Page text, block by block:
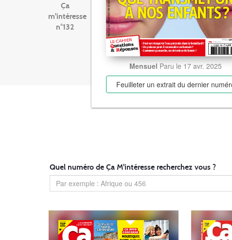
Ça
m'intéresse
n°132
Mensuel Paru le 17 avr. 2025
Feuilleter un extraitdu dernier
Quel numéro de Ça M'intéresse recherchez vous ?